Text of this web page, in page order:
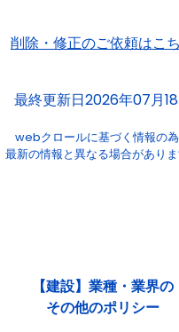
削除・修正のご依頼はこ
最終更新日2026年07月
webクロールに基づく情報の為
最新の情報と異なる場合がありま
【建設】業種・業界の
その他のポリシー